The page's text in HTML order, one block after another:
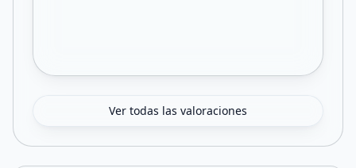
Ver todas las valoraciones